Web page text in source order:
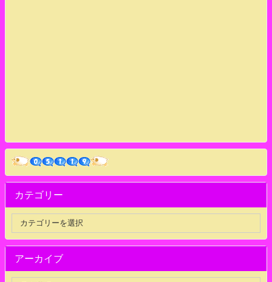
カテゴリー
アーカイブ